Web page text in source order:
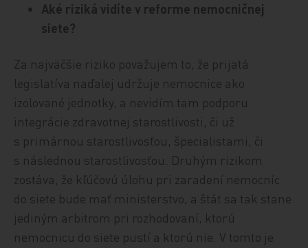
Aké riziká vidíte v reforme nemocničnej
siete?
Za najväčšie riziko považujem to, že prijatá
legislatíva naďalej udržuje nemocnice ako
izolované jednotky, a nevidím tam podporu
integrácie zdravotnej starostlivosti, či už
s primárnou starostlivosťou, špecialistami, či
s následnou starostlivosťou. Druhým rizikom
zostáva, že kľúčovú úlohu pri zaradení nemocníc
do siete bude mať ministerstvo, a štát sa tak stane
jediným arbitrom pri rozhodovaní, ktorú
nemocnicu do siete pustí a ktorú nie. V tomto je